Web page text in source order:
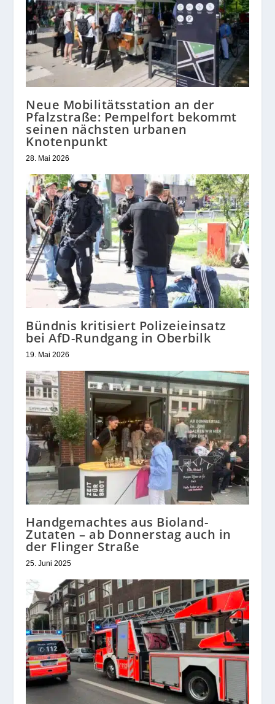
Neue Mobilitätsstation an der
Pfalzstraße: Pempelfort bekommt
seinen nächsten urbanen
Knotenpunkt
28. Mai 2026
Bündnis kritisiert Polizeieinsatz
bei AfD-Rundgang in Oberbilk
19. Mai 2026
Handgemachtes aus Bioland-
Zutaten – ab Donnerstag auch in
der Flinger Straße
25. Juni 2025